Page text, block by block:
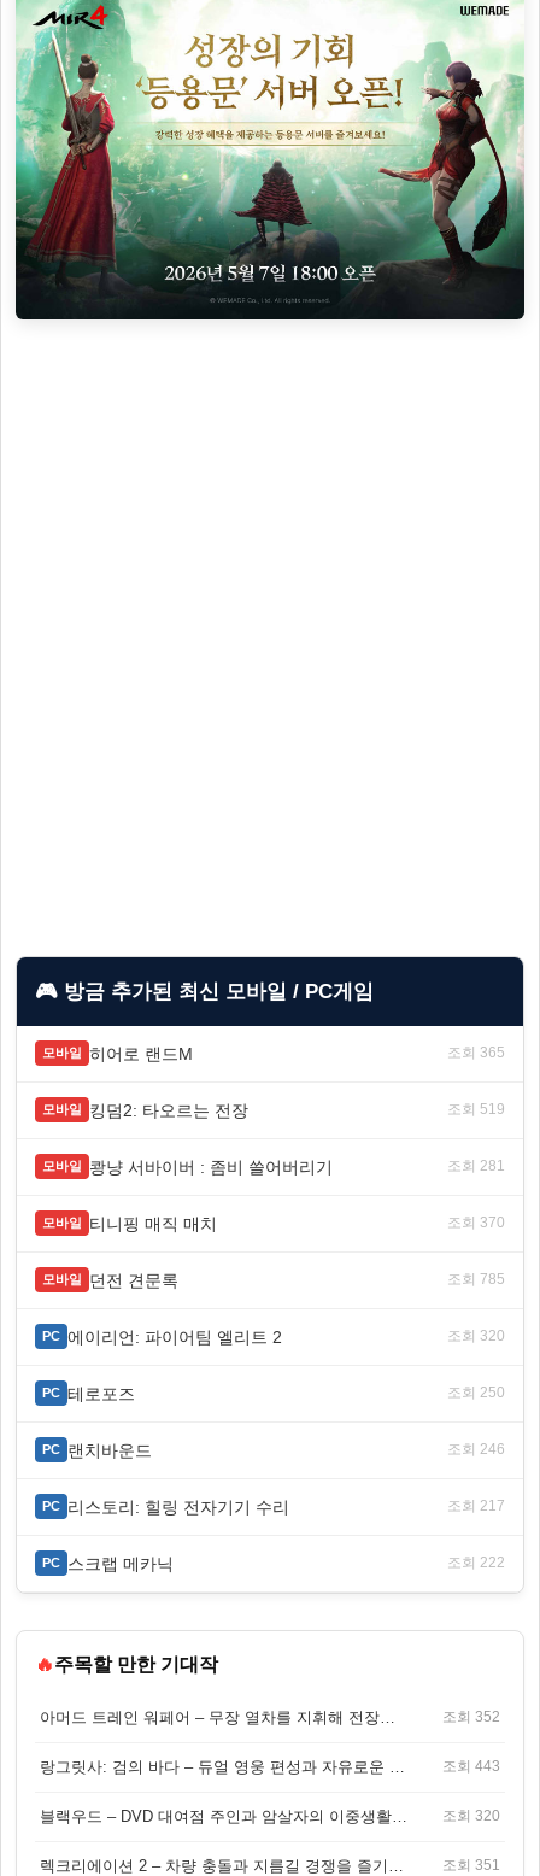
🎮 방금 추가된 최신 모바일 / PC게임
모바일 히어로 랜드M 조회 365
모바일 킹덤2: 타오르는 전장 조회 519
모바일 쾅냥 서바이버 : 좀비 쓸어버리기 조회 281
모바일 티니핑 매직 매치 조회 370
모바일 던전 견문록 조회 785
PC 에이리언: 파이어팀 엘리트 2 조회 320
PC 테로포즈 조회 250
PC 랜치바운드 조회 246
PC 리스토리: 힐링 전자기기 수리 조회 217
PC 스크랩 메카닉 조회 222
🔥주목할 만한 기대작
조회 352
조회 443
조회 320
조회 351